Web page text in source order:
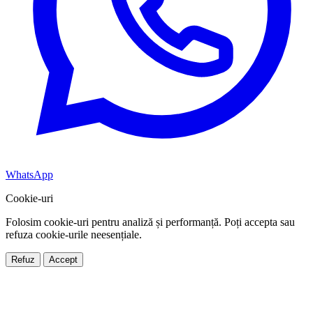
WhatsApp
Cookie-uri
Folosim cookie-uri pentru analiză și performanță. Poți accepta sau
refuza cookie-urile neesențiale.
Refuz Accept